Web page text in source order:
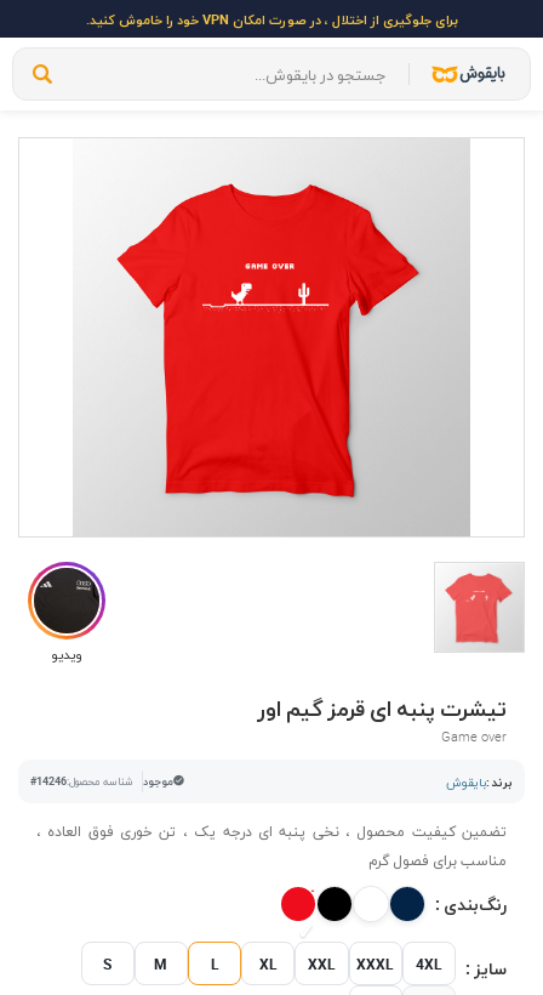
برای جلوگیری از اختلال ، در صورت امکان VPN خود را خاموش کنید.
ویدیو
تیشرت پنبه ای قرمز گیم اور
Game over
برند :بایقوش موجود شناسه محصول:#14246
تضمین کیفیت محصول ، نخی پنبه ای درجه یک ، تن خوری فوق العاده ،
مناسب برای فصول گرم
رنگ‌بندی :
سایز : S M L XL XXL XXXL 4XL